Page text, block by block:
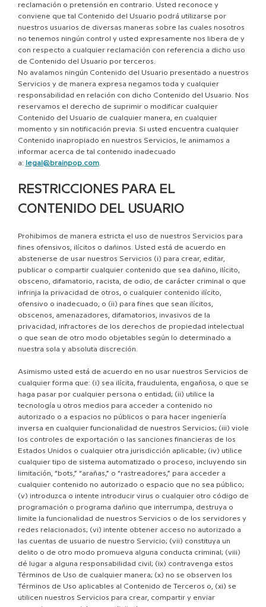
reclamación o pretensión en contrario. Usted reconoce y
conviene que tal Contenido del Usuario podrá utilizarse por
nuestros usuarios de diversas maneras sobre las cuales nosotros
no tenemos ningún control y usted expresamente nos libera de y
con respecto a cualquier reclamación con referencia a dicho uso
de Contenido del Usuario por terceros.
No avalamos ningún Contenido del Usuario presentado a nuestros
Servicios y de manera expresa negamos toda y cualquier
responsabilidad en relación con dicho Contenido del Usuario. Nos
reservamos el derecho de suprimir o modificar cualquier
Contenido del Usuario de cualquier manera, en cualquier
momento y sin notificación previa. Si usted encuentra cualquier
Contenido inapropiado en nuestros Servicios, le animamos a
informar acerca de tal contenido inadecuado
a:
legal@brainpop.com.
RESTRICCIONES PARA EL
CONTENIDO DEL USUARIO
Prohibimos de manera estricta el uso de nuestros Servicios para
fines ofensivos, ilícitos o dañinos. Usted está de acuerdo en
abstenerse de usar nuestros Servicios (i) para crear, editar,
publicar o compartir cualquier contenido que sea dañino, ilícito,
obsceno, difamatorio, racista, de odio, de carácter criminal o que
infrinja la privacidad de otros, o cualquier contenido ilícito,
ofensivo o inadecuado, o (ii) para fines que sean ilícitos,
obscenos, amenazadores, difamatorios, invasivos de la
privacidad, infractores de los derechos de propiedad intelectual
o que sean de otro modo objetables según lo determinado a
nuestra sola y absoluta discreción.
Asimismo usted está de acuerdo en no usar nuestros Servicios de
cualquier forma que: (i) sea ilícita, fraudulenta, engañosa, o que se
haga pasar por cualquier persona o entidad; (ii) utilice la
tecnología u otros medios para acceder a contenido no
autorizado o a espacios no públicos o para hacer ingeniería
inversa en cualquier funcionalidad de nuestros Servicios; (iii) viole
los controles de exportación o las sanciones financieras de los
Estados Unidos o cualquier otra jurisdicción aplicable; (iv) utilice
cualquier tipo de sistema automatizado o proceso, incluyendo sin
limitación, “bots,” “arañas,” o “rastreadores,” para acceder a
cualquier contenido no autorizado o espacio que no sea público;
(v) introduzca o intente introducir virus o cualquier otro código de
programación o programa dañino que interrumpa, destruya o
limite la funcionalidad de nuestros Servicios o de los servidores y
redes relacionados; (vi) intente obtener acceso no autorizado a
las cuentas de usuario de nuestro Servicio; (vii) constituya un
delito o de otro modo promueva alguna conducta criminal; (viii)
dé lugar a alguna responsabilidad civil; (ix) contravenga estos
Términos de Uso de cualquier manera; (x) no se observen los
Términos de Uso aplicables al Contenido de Terceros o, (xi) se
utilicen nuestros Servicios para crear, compartir y enviar